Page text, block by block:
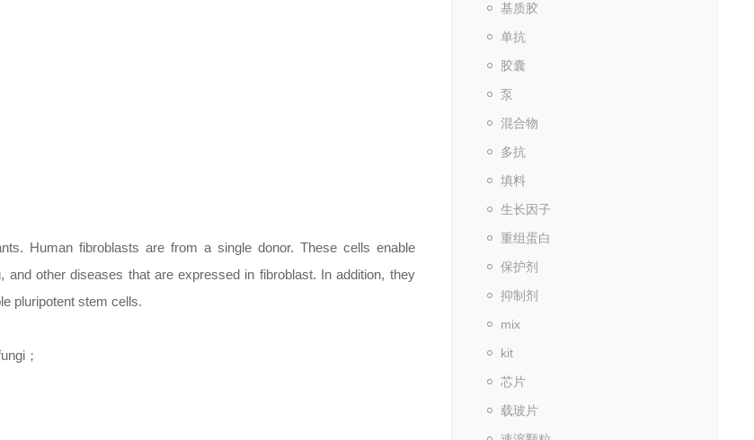
基质胶
单抗
胶囊
泵
混合物
多抗
填料
生长因子
重组蛋白
保护剂
抑制剂
mix
kit
芯片
载玻片
Human fibroblasts are from a single donor. These cells enable
other diseases that are expressed in fibroblast. In addition, they
pluripotent stem cells.
；